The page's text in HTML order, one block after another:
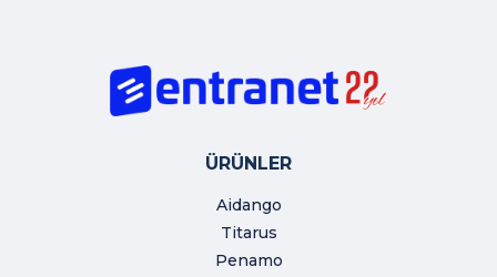
ÜRÜNLER
Aidango
Titarus
Penamo